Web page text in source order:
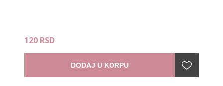
120 RSD
DODAJ U KORPU